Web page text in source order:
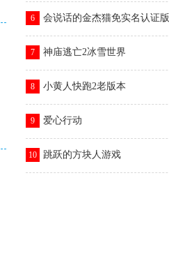
6 会说话的金杰猫免实名认证版
7 神庙逃亡2冰雪世界
8 小黄人快跑2老版本
9 爱心行动
10 跳跃的方块人游戏